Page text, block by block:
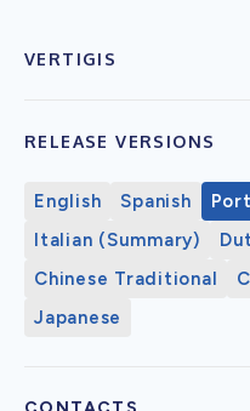
VERTIGIS
RELEASE VERSIONS
English Spanish
Italian (Summary)
Chinese Traditional
Japanese